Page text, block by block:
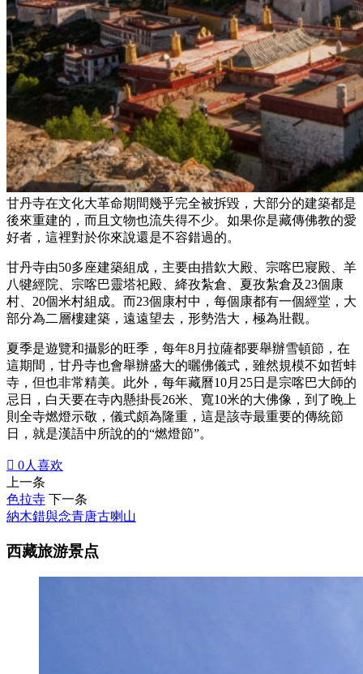
甘丹寺在文化大革命期間幾乎完全被拆毀，大部分的建築都是
後來重建的，而且文物也流失得不少。如果你是藏傳佛教的愛
好者，這裡對於你來說還是不容錯過的。
甘丹寺由50多座建築組成，主要由措欽大殿、宗喀巴寢殿、羊
八犍經院、宗喀巴靈塔祀殿、絳孜紮倉、夏孜紮倉及23個康
村、20個米村組成。而23個康村中，每個康都有一個經堂，大
部分為二層樓建築，遠遠望去，形勢浩大，極為壯觀。
夏季是遊覽和攝影的旺季，每年8月拉薩都要舉辦雪頓節，在
這期間，甘丹寺也會舉辦盛大的曬佛儀式，雖然規模不如哲蚌
寺，但也非常精美。此外，每年藏曆10月25日是宗喀巴大師的
忌日，白天要在寺內懸掛長26米、寬10米的大佛像，到了晚上
則全寺燃燈示敬，儀式頗為隆重，這是該寺最重要的傳統節
日，就是漢語中所說的的“燃燈節”。
 0人喜欢
上一条
色拉寺 下一条
納木錯與念青唐古喇山
西藏旅游景点